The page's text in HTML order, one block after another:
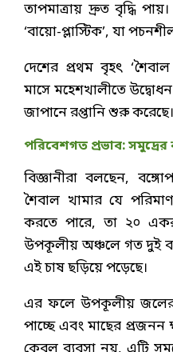
তাপমাত্রায় দ্রুত বৃদ্ধি
‘বায়ো-প্লাস্টিক’, যা
দেশের প্রথম বৃহৎ
মাসে মহেশখালীতে
জাপানে রপ্তানি শুরু করেছে।
পরিবেশগত প্রভাব: সমুদ্রের
বিজ্ঞানীরা বলছেন,
শৈবাল খামার যে
করতে পারে, তা ২০ একর
উপকূলীয় অঞ্চলে গত দুই
এই চাষ ছড়িয়ে পড়েছে।
এর ফলে উপকূলীয় জলের
পাচ্ছে এবং মাছের প্রজনন